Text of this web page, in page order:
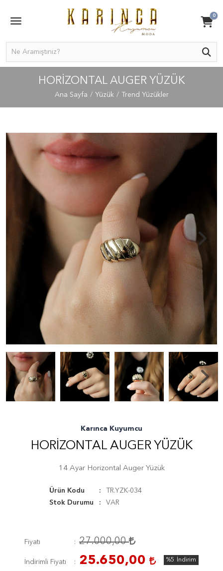
0
HORIZONTAL AUGER YÜZÜK
Ana Sayfa Yüzük Trend Yüzükler
Karınca Kuyumcu
HORIZONTAL AUGER YÜZÜK
14 Ayar Horizontal Auger Yüzük
Ürün Kodu
TR.YZK-034
Stok Durumu
VAR
Fiyatı 27.000,00
İndirimli Fiyatı 25.650,00 %5 İndirim